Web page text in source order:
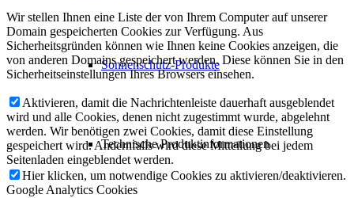
Sonnenschutz-Produkte
Technische Produktinformationen
Wir stellen Ihnen eine Liste der von Ihrem Computer auf unserer
Domain gespeicherten Cookies zur Verfügung. Aus
Sicherheitsgründen können wie Ihnen keine Cookies anzeigen, die
von anderen Domains gespeichert werden. Diese können Sie in den
Sicherheitseinstellungen Ihres Browsers einsehen.
Aktivieren, damit die Nachrichtenleiste dauerhaft ausgeblendet
wird und alle Cookies, denen nicht zugestimmt wurde, abgelehnt
werden. Wir benötigen zwei Cookies, damit diese Einstellung
gespeichert wird. Andernfalls wird diese Mitteilung bei jedem
Seitenladen eingeblendet werden.
Hier klicken, um notwendige Cookies zu aktivieren/deaktivieren.
Google Analytics Cookies